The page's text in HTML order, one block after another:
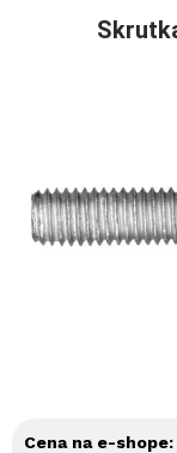
Cena na e-shope: